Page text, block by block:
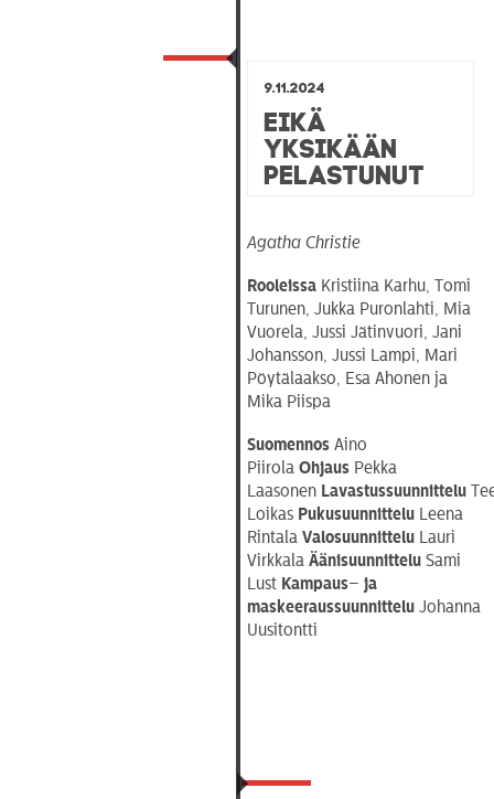
9.11.2024
Eikä
yksikään
pelastunut
Agatha Christie
RooleissaKristiina Karhu, Tomi
Turunen, Jukka Puronlahti, Mia
Vuorela, Jussi Jätinvuori, Jani
Johansson, Jussi Lampi, Mari
Pöytälaakso, Esa Ahonen ja
Mika Piispa
SuomennosAino
Piirola OhjausPekka
Laasonen Lavastussuunnittelu
Loikas PukusuunnitteluLeena
Rintala ValosuunnitteluLauri
Virkkala ÄänisuunnitteluSami
Lust Kampaus– ja
maskeeraussuunnitteluJohanna
Uusitontti